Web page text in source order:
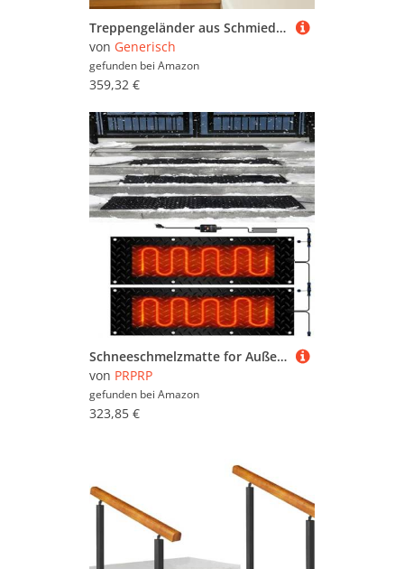
Treppengeländer aus Schmiedeeisen, 4,5 m, Wandmontage, für Innen- und Außentreppen, Haltegriff mit Beschlägen, perfekt für Sicherheit und Unterstützung
von Generisch
gefunden bei Amazon
359,32 €
Schneeschmelzmatte for Außentreppen, Türen und Gehwege – Rutschfeste Gummimatte for schnellen Entfernen von Schnee und Eis(40x200cmx2Pcs)
von PRPRP
gefunden bei Amazon
323,85 €